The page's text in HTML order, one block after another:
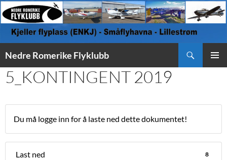
Nedre Romerike Flyklubb
TIL
INNHOLD
5_KONTINGENT 2019
Du må logge inn for å laste ned dette dokumentet!
Last ned 8